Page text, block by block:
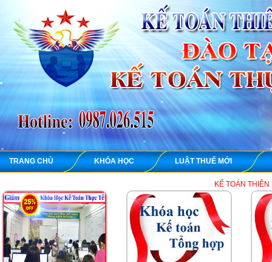
TRANG CHỦ KHÓA HỌC LUẬT THUẾ MỚI
KẾ TOÁN THIÊN ƯNG